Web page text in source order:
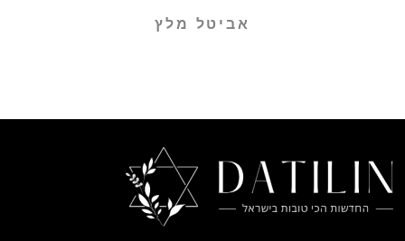
אביטל מלץ